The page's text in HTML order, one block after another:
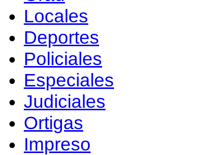
Locales
Deportes
Policiales
Especiales
Judiciales
Ortigas
Impreso